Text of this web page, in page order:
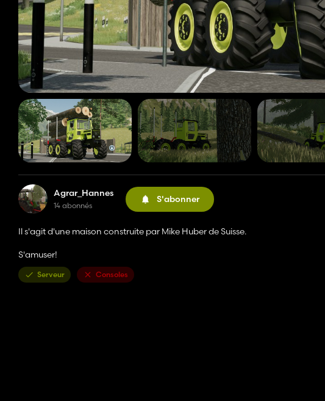
Agrar_Hannes
14 abonnés
S'abonner
Il s'agit d'une maison construite par Mike Huber de Suisse.
S'amuser!
Serveur Consoles